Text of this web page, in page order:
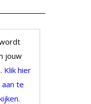
jouw
Klik hier
te